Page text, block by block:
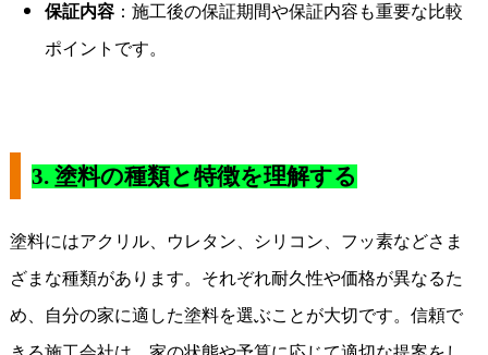
保証内容：施工後の保証期間や保証内容も重要な比較
ポイントです。
3.塗料の種類と特徴を理解する
塗料にはアクリル、ウレタン、シリコン、フッ素などさま
ざまな種類があります。それぞれ耐久性や価格が異なるた
め、自分の家に適した塗料を選ぶことが大切です。信頼で